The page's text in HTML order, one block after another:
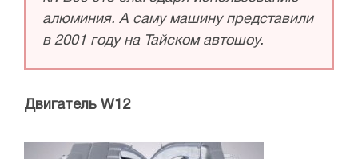
алюминия. А саму машину представили
в 2001 году на Тайском автошоу.
Двигатель W12